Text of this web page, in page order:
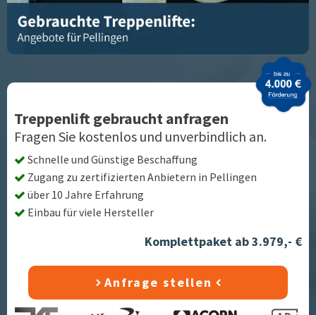
Treppenlift gebraucht anfragen
Fragen Sie kostenlos und unverbindlich an.
Schnelle und Günstige Beschaffung
Zugang zu zertifizierten Anbietern in Pellingen
über 10 Jahre Erfahrung
Einbau für viele Hersteller
Komplettpaket ab 3.979,- €
Anfrage stellen